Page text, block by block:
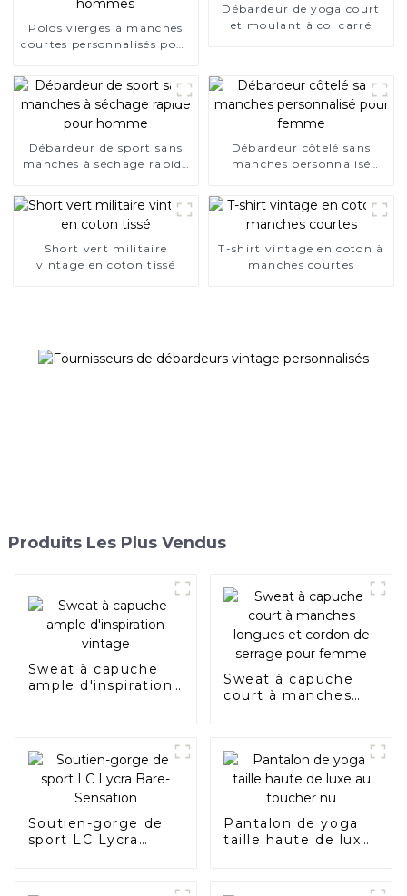
Polos vierges à manches
courtes personnalisés pour
Débardeur de yoga court
et moulant à col carré
Débardeur de sport sans
manches à séchage rapide
Débardeur côtelé sans
manches personnalisé
Short vert militaire
vintage en coton tissé
T-shirt vintage en coton à
manches courtes
Produits Les Plus Vendus
Sweat à capuche
ample d'inspiration
Sweat à capuche
court à manches
Soutien-gorge de
sport LC Lycra
Pantalon de yoga
taille haute de luxe